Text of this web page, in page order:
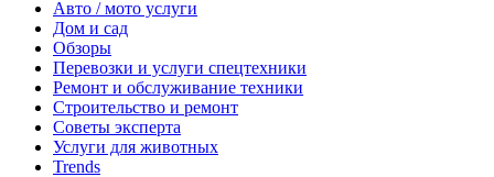
Авто / мото услуги
Дом и сад
Обзоры
Перевозки и услуги спецтехники
Ремонт и обслуживание техники
Строительство и ремонт
Советы эксперта
Услуги для животных
Trends